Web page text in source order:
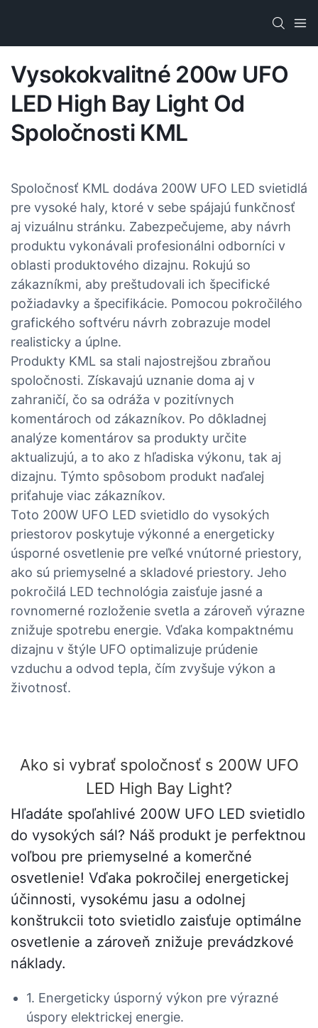
Vysokokvalitné 200w UFO
LED High Bay Light Od
Spoločnosti KML
Spoločnosť KML dodáva 200W UFO LED svietidlá
pre vysoké haly, ktoré v sebe spájajú funkčnosť
aj vizuálnu stránku. Zabezpečujeme, aby návrh
produktu vykonávali profesionálni odborníci v
oblasti produktového dizajnu. Rokujú so
zákazníkmi, aby preštudovali ich špecifické
požiadavky a špecifikácie. Pomocou pokročilého
grafického softvéru návrh zobrazuje model
realisticky a úplne.
Produkty KML sa stali najostrejšou zbraňou
spoločnosti. Získavajú uznanie doma aj v
zahraničí, čo sa odráža v pozitívnych
komentároch od zákazníkov. Po dôkladnej
analýze komentárov sa produkty určite
aktualizujú, a to ako z hľadiska výkonu, tak aj
dizajnu. Týmto spôsobom produkt naďalej
priťahuje viac zákazníkov.
Toto 200W UFO LED svietidlo do vysokých
priestorov poskytuje výkonné a energeticky
úsporné osvetlenie pre veľké vnútorné priestory,
ako sú priemyselné a skladové priestory. Jeho
pokročilá LED technológia zaisťuje jasné a
rovnomerné rozloženie svetla a zároveň výrazne
znižuje spotrebu energie. Vďaka kompaktnému
dizajnu v štýle UFO optimalizuje prúdenie
vzduchu a odvod tepla, čím zvyšuje výkon a
životnosť.
Ako si vybrať spoločnosť s 200W UFO
LED High Bay Light?
Hľadáte spoľahlivé 200W UFO LED svietidlo
do vysokých sál? Náš produkt je perfektnou
voľbou pre priemyselné a komerčné
osvetlenie! Vďaka pokročilej energetickej
účinnosti, vysokému jasu a odolnej
konštrukcii toto svietidlo zaisťuje optimálne
osvetlenie a zároveň znižuje prevádzkové
náklady.
1. Energeticky úsporný výkon pre výrazné
úspory elektrickej energie.